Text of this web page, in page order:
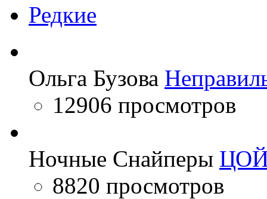
Редкие
Ольга Бузова
12906 просмотров
Ночные Снайперы
8820 просмотров